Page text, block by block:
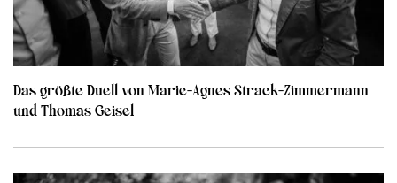
Das größte Duell von Marie-Agnes Strack-Zimmermann
und Thomas Geisel